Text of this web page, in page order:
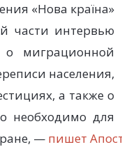
«Нова країна»
части интервью
о миграционной
населения,
а также о
необходимо для
— пишет